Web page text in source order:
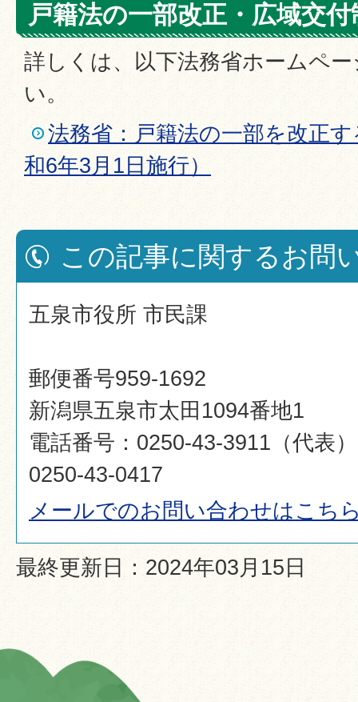
戸籍法の一部改正・広域交
詳しくは、以下法務省ホームペ
い。
法務省：戸籍法の一部を改正
和6年3月1日施行）
この記事に関するお問
五泉市役所 市民課
郵便番号959-1692
新潟県五泉市太田1094番地1
電話番号：0250-43-3911（代表
0250-43-0417
メールでのお問い合わせはこち
最終更新日：2024年03月15日